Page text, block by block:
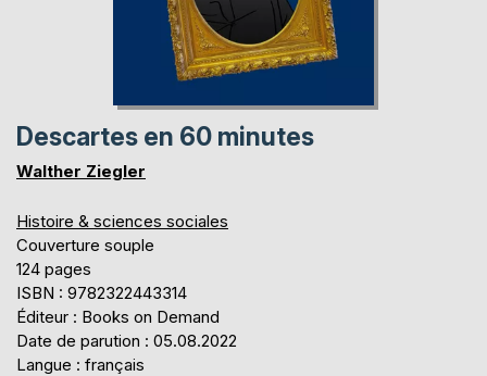
Descartes en 60 minutes
Walther Ziegler
Histoire & sciences sociales
Couverture souple
124 pages
ISBN : 9782322443314
Éditeur : Books on Demand
Date de parution : 05.08.2022
Langue : français